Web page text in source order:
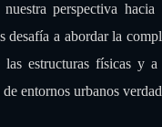
Smart Citycon la
perspectiva
desafía a abordar la
estructuras físicas y